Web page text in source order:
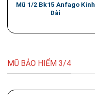
Mũ 1/2 Bk15 Anfago Kính
Dài
MŨ BẢO HIỂM 3/4